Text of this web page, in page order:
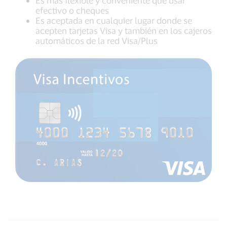
efectivo o cheques
Es aceptada en cualquier lugar donde se
acepten tarjetas Visa y también en los cajeros
automáticos de la red Visa/Plus